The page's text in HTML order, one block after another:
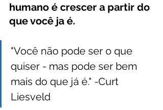
humano é crescer a partir do
que você ja é.
"Você não pode ser o que
quiser - mas pode ser bem
mais do que já é." -Curt
Liesveld